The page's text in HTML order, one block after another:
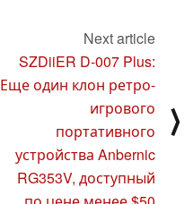
Next article
SZDiiER D-007 Plus:
Еще один клон ретро-
игрового
портативного
устройства Anbernic
RG353V, доступный
⟩